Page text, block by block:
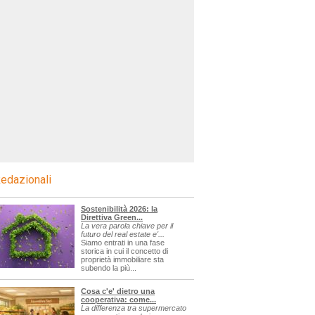
Sostenibilità 2026: la
Direttiva Green...
La vera parola chiave per il
futuro del real estate e'...
Siamo entrati in una fase
storica in cui il concetto di
proprietà immobiliare sta
subendo la più...
Cosa c'e' dietro una
cooperativa: come...
La differenza tra supermercato